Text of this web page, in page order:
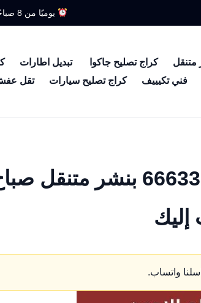
يوميًا من 8 صباحًا حتى 10 مساءً
متنقل كراج تصليح جاكوا تبديل اطارات
فني تكيييف كراج تصليح سيارات تقل
بنشر صباح الاحمد 66633305 بنشر
إليك
واتساب.